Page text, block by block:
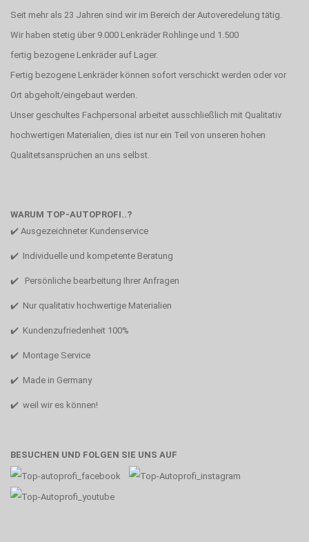
Seit mehr als 23 Jahren sind wir im Bereich der Autoveredelung tätig.
Wir haben stetig über 9.000 Lenkräder Rohlinge und 1.500
fertig bezogene Lenkräder auf Lager.
Fertig bezogene Lenkräder können sofort verschickt werden oder vor
Ort abgeholt/eingebaut werden.
Unser geschultes Fachpersonal arbeitet ausschließlich mit Qualitativ
hochwertigen Materialien, dies ist nur ein Teil von unseren hohen
Qualitetsansprüchen an uns selbst.
WARUM TOP-AUTOPROFI..?
✔️ Ausgezeichneter Kundenservice
✔️ Individuelle und kompetente Beratung
✔️ Persönliche bearbeitung Ihrer Anfragen
✔️ Nur qualitativ hochwertige Materialien
✔️ Kundenzufriedenheit 100%
✔️ Montage Service
✔️ Made in Germany
✔️ weil wir es können!
BESUCHEN UND FOLGEN SIE UNS AUF